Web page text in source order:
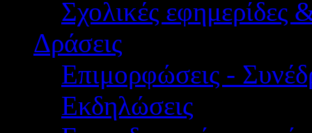
Σχολικές εφημερίδες
Δράσεις
Επιμορφώσεις -
Εκδηλώσεις